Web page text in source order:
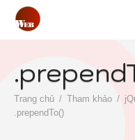
Trang chủ Tham khảo
.prependTo()